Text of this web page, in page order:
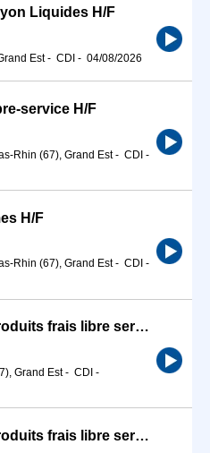
Liquides H/F
Est- CDI - 04/08/2026
service H/F
Rhin (67), Grand Est- CDI -
H/F
Rhin (67), Grand Est- CDI -
Employé commercial produits frais libre service H/F
Grand Est- CDI -
Employé commercial produits frais libre service H/F